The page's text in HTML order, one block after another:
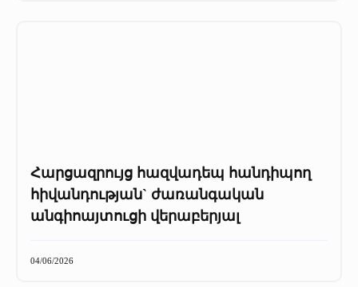
Հարցազրույց հազվադեպ հանդիպող
հիվանդության` ժառանգական
անգիոայտուցի վերաբերյալ
04/06/2026